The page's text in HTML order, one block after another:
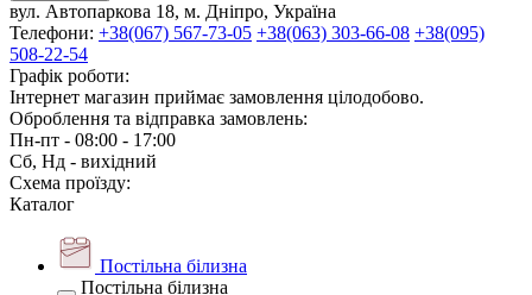
вул. Автопаркова 18, м. Дніпро, Україна
Телефони: +38(067) 567-73-05 +38(063) 303-66-08 +38(095)
508-22-54
Графік роботи:
Інтернет магазин приймає замовлення цілодобово.
Оброблення та відправка замовлень:
Пн-пт - 08:00 - 17:00
Сб, Нд - вихідний
Схема проїзду:
Каталог
Постільна білизна
Постільна білизна